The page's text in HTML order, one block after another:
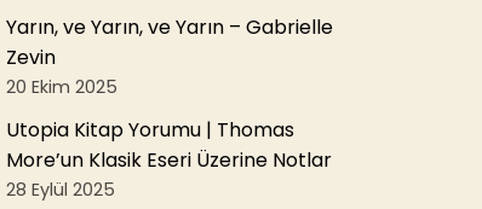
Yarın, ve Yarın, ve Yarın – Gabrielle
Zevin
20 Ekim 2025
Utopia Kitap Yorumu | Thomas
More’un Klasik Eseri Üzerine Notlar
28 Eylül 2025